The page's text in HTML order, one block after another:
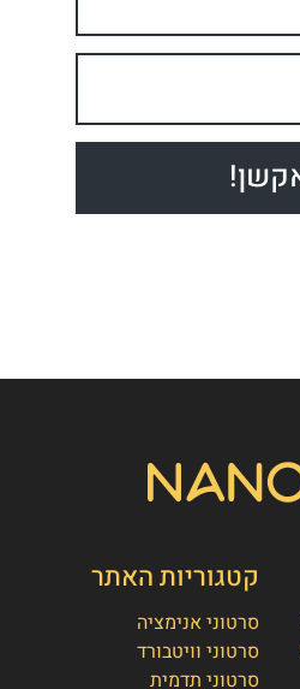
קטגוריות האתר
סרטוני אנימציה
סרטוני וויטבורד
סרטוני תדמית